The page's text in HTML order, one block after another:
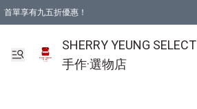
首單享有九五折優惠！
SHERRY YEUNG SELECT
手作·選物店